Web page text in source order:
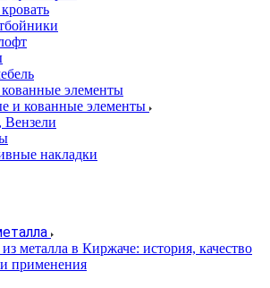
элементы
и кованные элементы
накладки
металла в Киржаче: история, качество
применения